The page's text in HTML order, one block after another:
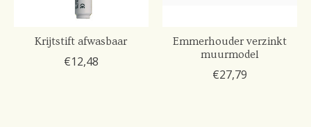
Krijtstift afwasbaar
€12,48
Emmerhouder verzinkt
muurmodel
€27,79